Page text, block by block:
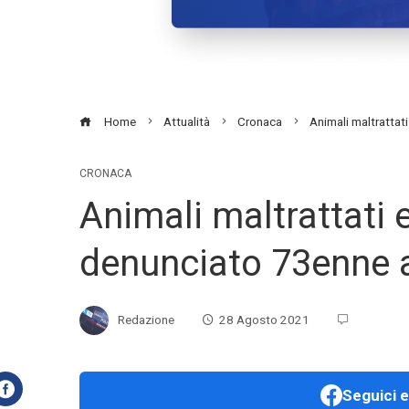
Home Attualità Cronaca Animali
CRONACA
Animali maltrattati
denunciato 73enne
Redazione 28 Agosto 2021
Seguici